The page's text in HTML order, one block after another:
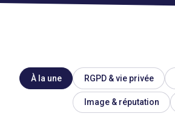
À la une RGPD & vie privée
Image & réputation